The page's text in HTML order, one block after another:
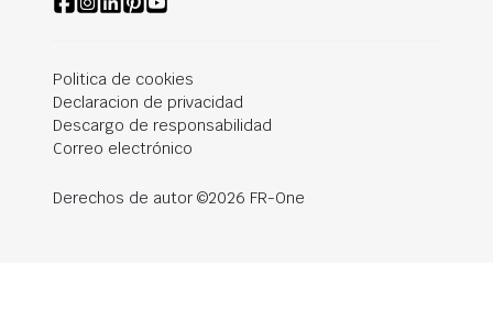
Politica de cookies
Declaracion de privacidad
Descargo de responsabilidad
Correo electrónico
Derechos de autor ©2026 FR-One